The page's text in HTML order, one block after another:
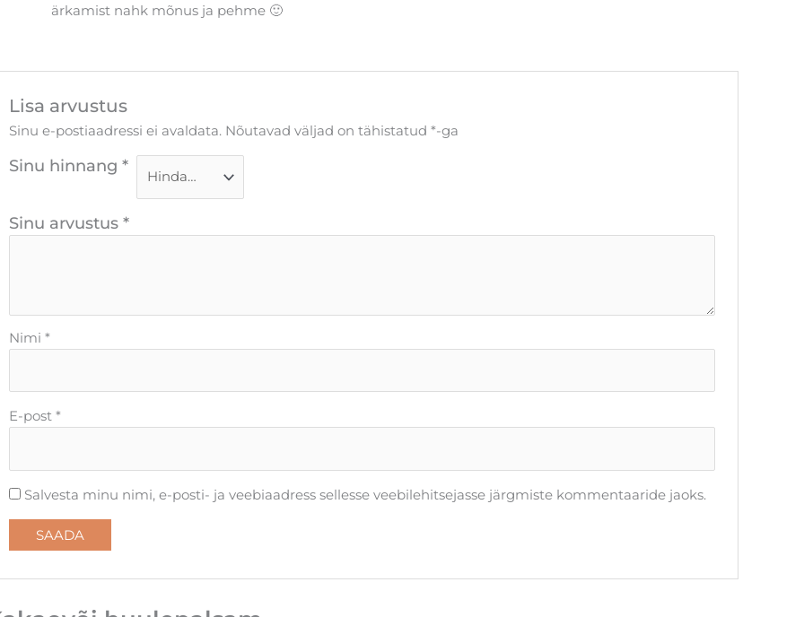
ärkamist nahk mõnus ja pehme 🙂
Lisa arvustus
Sinu e-postiaadressi ei avaldata. Nõutavad väljad on tähistatud*-ga
Sinu hinnang*
Sinu arvustus*
Nimi*
E-post*
Salvesta minu nimi, e-posti- ja veebiaadress sellesse veebilehitsejasse järgmiste kommentaaride jaoks.